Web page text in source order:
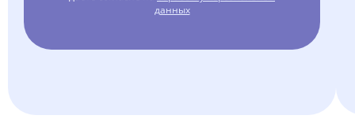
данных